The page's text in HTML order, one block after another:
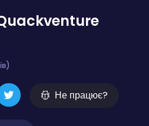
Не працює?